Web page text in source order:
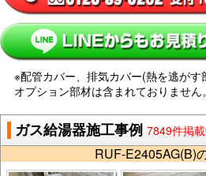
※配管カバー、排気カバー(熱を逃が
オプション部材は含まれておりません。
ガス給湯器施工事例 7849件掲
RUF-E2405AG(B)